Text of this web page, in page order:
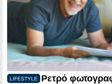
LIFESTYLE
Ρετρό